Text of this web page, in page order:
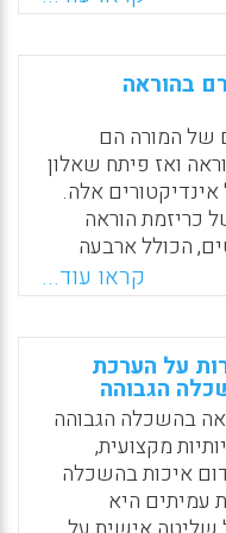
מסכמת ולא
ההוראה,
אלא רק מודד
בהוראה
של המורה הם
ואז פיתח שאלון
אלה.
כריזמת הוראה
בן 23 פריטים, הכולל ארבעה
הוראה והומור
קראו עוד...
על הערכת
הגבוהה
בהשכלה הגבוהה
מקצועית,
איכות בהשכלה
עמיתים היא